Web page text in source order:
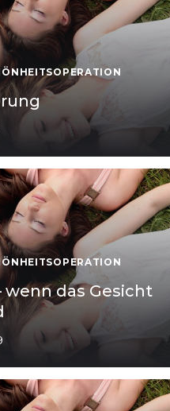
wenn das Gesicht